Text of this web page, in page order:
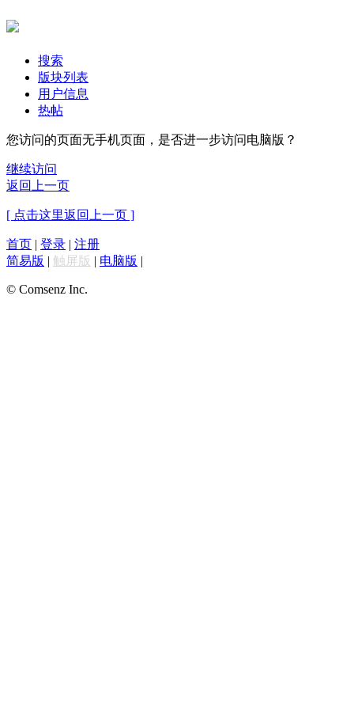
搜索
版块列表
用户信息
热帖
您访问的页面无手机页面，是否进一步访问电脑版？
继续访问
返回上一页
[ 点击这里返回上一页 ]
首页 | 登录 | 注册
简易版 | 触屏版 | 电脑版 |
© Comsenz Inc.